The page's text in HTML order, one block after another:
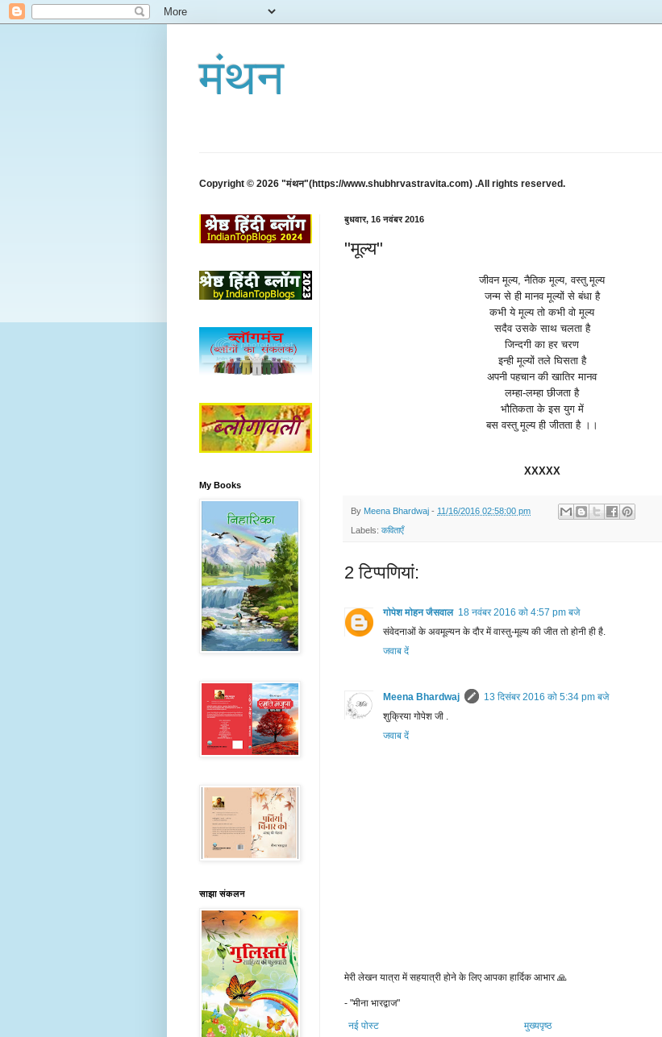
मंथन
Copyright © 2026 "मंथन"(https://www.shubhrvastravita.com) .All rights reserved.
बुधवार, 16 नवंबर 2016
"मूल्य"
जीवन मूल्य,नैतिक मूल्य,वस्तु मूल्य
जन्म से ही मानव मूल्यों से बंधा है
कभी ये मूल्य तो कभी वो मूल्य
सदैव उसके साथ चलता है
जिन्दगी का हर चरण
इन्ही मूल्यों तले घिसता है
अपनी पहचान की खातिर मानव
लम्हा-लम्हा छीजता है
भौतिकता के इस युग में
बस वस्तु मूल्य ही जीतता है ।।
XXXXX
By Meena Bhardwaj - 11/16/2016 02:58:00 pm
Labels: कविताएँ
2 टिप्‍पणियां:
गोपेश मोहन जैसवाल 18 नवंबर 2016 को 4:57 pm बजे
संवेदनाओं के अवमूल्यन के दौर में वास्तु-मूल्य की जीत तो होनी ही है.
जवाब दें
Meena Bhardwaj
13 दिसंबर 2016 को 5:34 pm बजे
शुक्रिया गोपेश जी .
जवाब दें
मेरी लेखन यात्रा में सहयात्री होने के लिए आपका हार्दिक आभार 🙏
- "मीना भारद्वाज"
नई पोस्ट
मुख्यपृष्ठ
My Books
साझा संकलन